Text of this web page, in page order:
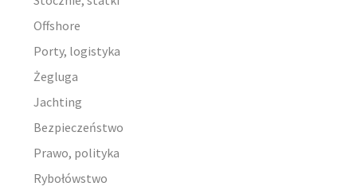
Offshore
Porty, logistyka
Żegluga
Jachting
Bezpieczeństwo
Prawo, polityka
Rybołówstwo